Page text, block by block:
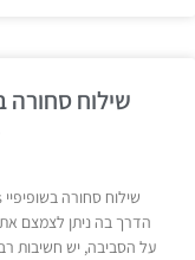
הדרך בה ניתן לצמצם
על הסביבה, יש חשיבות